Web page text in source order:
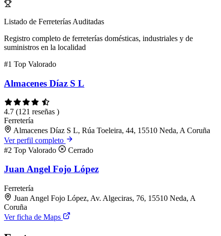
Listado de Ferreterías Auditadas
Registro completo de ferreterías domésticas, industriales y de
suministros en la localidad
#1 Top Valorado
Almacenes Díaz S L
4.7 (121 reseñas )
Ferretería
Almacenes Díaz S L, Rúa Toeleira, 44, 15510 Neda, A Coruña
Ver perfil completo
#2 Top Valorado Cerrado
Juan Angel Fojo López
Ferretería
Juan Angel Fojo López, Av. Algeciras, 76, 15510 Neda, A
Coruña
Ver ficha de Maps